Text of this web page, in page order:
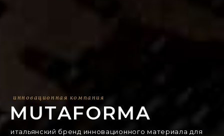
инновационная компания
MUTAFORMA
итальянский бренд инновационного материала для